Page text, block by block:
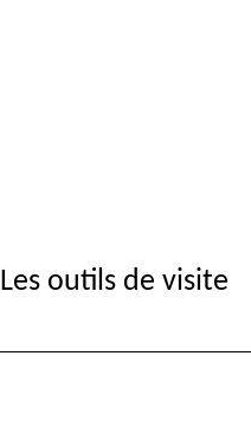
Les outils de visite